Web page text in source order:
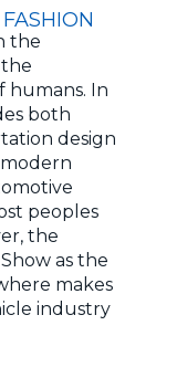
the
humans. In
both
design
peoples
the
as the
makes
industry